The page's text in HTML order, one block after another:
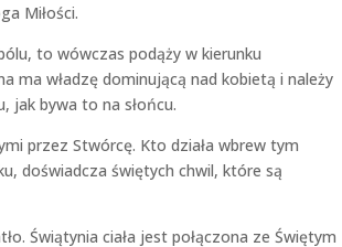
Miłości.
to wówczas podąży w kierunku
ma władzę dominującą nad kobietą i należy
jak bywa to na słońcu.
przez Stwórcę. Kto działa wbrew tym
doświadcza świętych chwil, które są
Świątynia ciała jest połączona ze Świętym